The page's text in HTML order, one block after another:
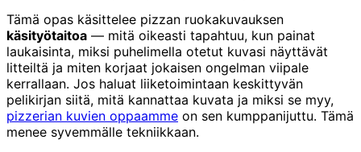
Tämä opas käsittelee pizzan ruokakuvauksen
käsityötaitoa — mitä oikeasti tapahtuu, kun painat
laukaisinta, miksi puhelimella otetut kuvasi näyttävät
litteiltä ja miten korjaat jokaisen ongelman viipale
kerrallaan. Jos haluat liiketoimintaan keskittyvän
pelikirjan siitä, mitä kannattaa kuvata ja miksi se myy,
pizzerian kuvien oppaamme on sen kumppanijuttu. Tämä
menee syvemmälle tekniikkaan.